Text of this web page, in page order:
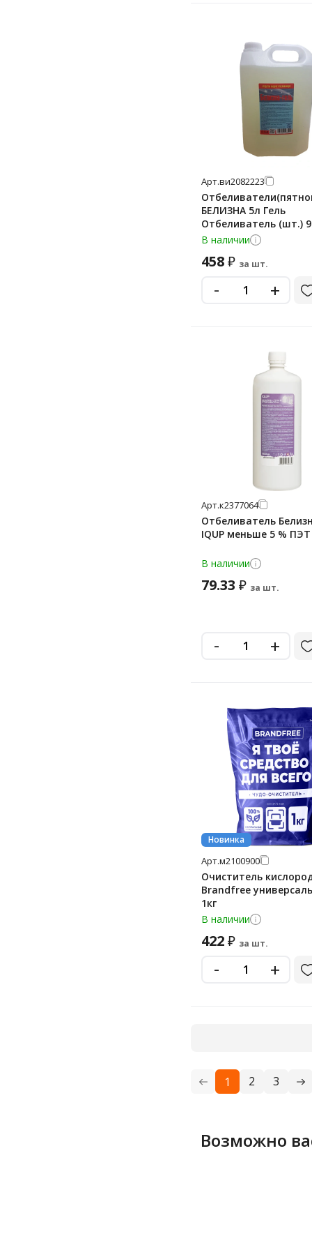
Арт.ви2082223
БЕЛИЗНА 5л Гель
Отбеливатель (шт.)
В наличии
458₽ за шт.
- +
Арт.к2377064
Отбеливатель
IQUP меньше 5 %
В наличии
79.33 ₽ за шт.
- +
Новинка
Арт.м2100900
Очиститель
Brandfree
1кг
В наличии
422₽ за шт.
- +
1 2 3
Возможно